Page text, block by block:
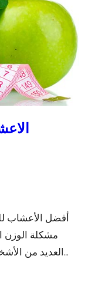
أفضل الأعشاب
مشكلة الوزن
العديد من الأشخاص في الوقت الحالي. ومع وجود العديد…